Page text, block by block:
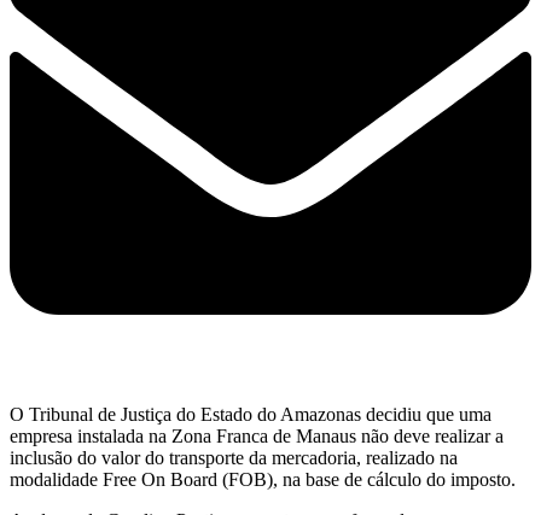
O Tribunal de Justiça do Estado do Amazonas decidiu que uma
empresa instalada na Zona Franca de Manaus não deve realizar a
inclusão do valor do transporte da mercadoria, realizado na
modalidade Free On Board (FOB), na base de cálculo do imposto.